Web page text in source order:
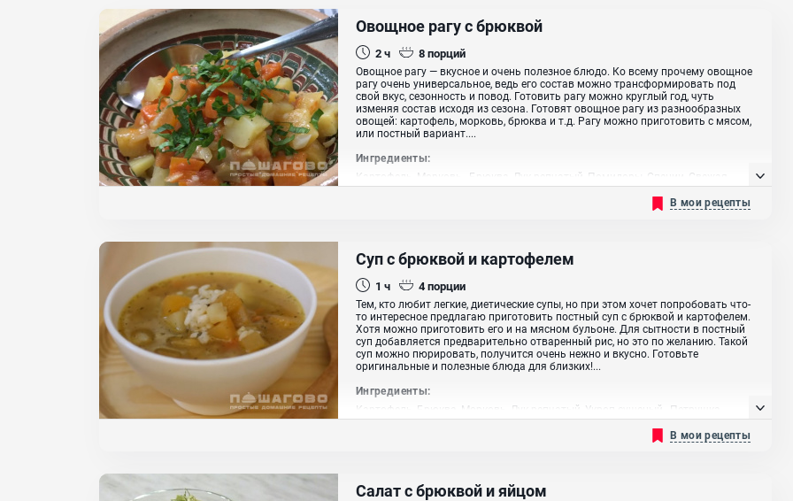
Овощное рагу с брюквой
2 ч 8порций
Овощное рагу — вкусное и очень полезное блюдо. Ко всему прочему овощное
рагу очень универсальное, ведь его состав можно трансформировать под
свой вкус, сезонность и повод. Готовить рагу можно круглый год, чуть
изменяя состав исходя из сезона. Готовят овощное рагу из разнообразных
овощей: картофель, морковь, брюква и т.д. Рагу можно приготовить с мясом,
или постный вариант....
Ингредиенты:
Картофель, Морковь , Брюква, Лук репчатый, Помидоры, Специи, Свежая
В мои рецепты
Суп с брюквой и картофелем
1 ч 4порции
Тем, кто любит легкие, диетические супы, но при этом хочет попробовать что-
то интересное предлагаю приготовить постный суп с брюквой и картофелем.
Хотя можно приготовить его и на мясном бульоне. Для сытности в постный
суп добавляется предварительно отваренный рис, но это по желанию. Такой
суп можно пюрировать, получится очень нежно и вкусно. Готовьте
оригинальные и полезные блюда для близких!...
Ингредиенты:
Картофель, Брюква, Морковь, Лук репчатый, Укроп сушеный , Петрушка
В мои рецепты
Салат с брюквой и яйцом